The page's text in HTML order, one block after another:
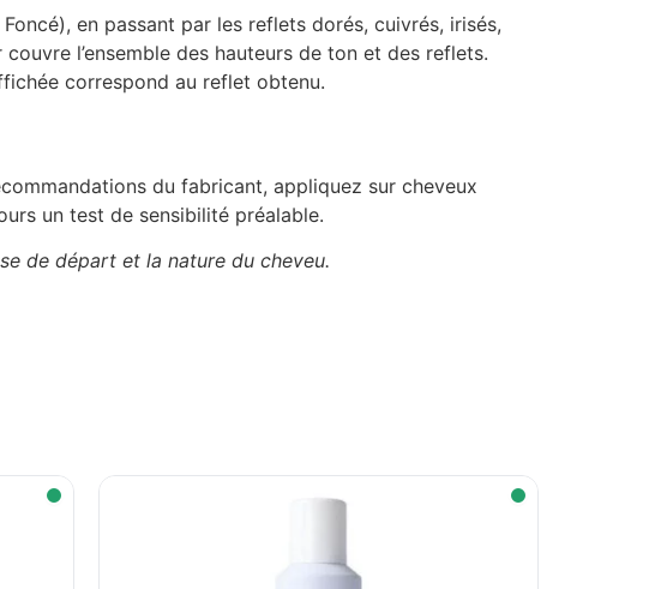
en passant par les reflets dorés, cuivrés, irisés,
l’ensemble des hauteurs de ton et des reflets.
correspond au reflet obtenu.
du fabricant, appliquez sur cheveux
un test de sensibilité préalable.
de départ et la nature du cheveu.